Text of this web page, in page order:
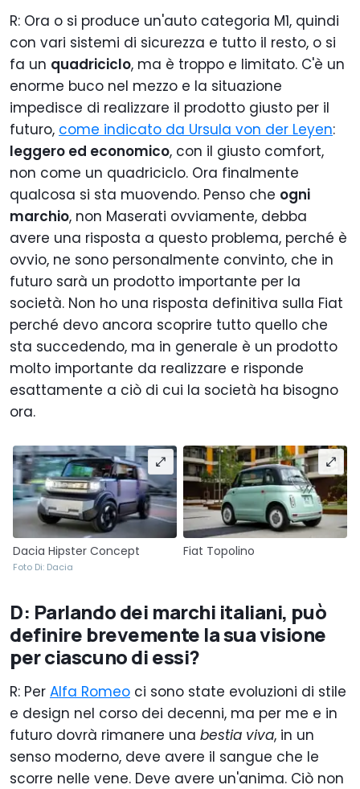
R: Ora o si produce un'auto categoria M1, quindi
con vari sistemi di sicurezza e tutto il resto, o si
fa un quadriciclo, ma è troppo e limitato. C'è un
enorme buco nel mezzo e la situazione
impedisce di realizzare il prodotto giusto per il
futuro, come indicato da Ursula von der Leyen:
leggero ed economico, con il giusto comfort,
non come un quadriciclo. Ora finalmente
qualcosa si sta muovendo. Penso che ogni
marchio, non Maserati ovviamente, debba
avere una risposta a questo problema, perché è
ovvio, ne sono personalmente convinto, che in
futuro sarà un prodotto importante per la
società. Non ho una risposta definitiva sulla Fiat
perché devo ancora scoprire tutto quello che
sta succedendo, ma in generale è un prodotto
molto importante da realizzare e risponde
esattamente a ciò di cui la società ha bisogno
ora.
Dacia Hipster Concept
Foto Di: Dacia
Fiat Topolino
D: Parlando dei marchi italiani, può
definire brevemente la sua visione
per ciascuno di essi?
R: Per Alfa Romeo ci sono state evoluzioni di stile
e design nel corso dei decenni, ma per me e in
futuro dovrà rimanere una bestia viva, in un
senso moderno, deve avere il sangue che le
scorre nelle vene. Deve avere un'anima. Ciò non